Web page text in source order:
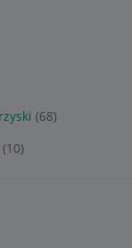
(68)
(10)